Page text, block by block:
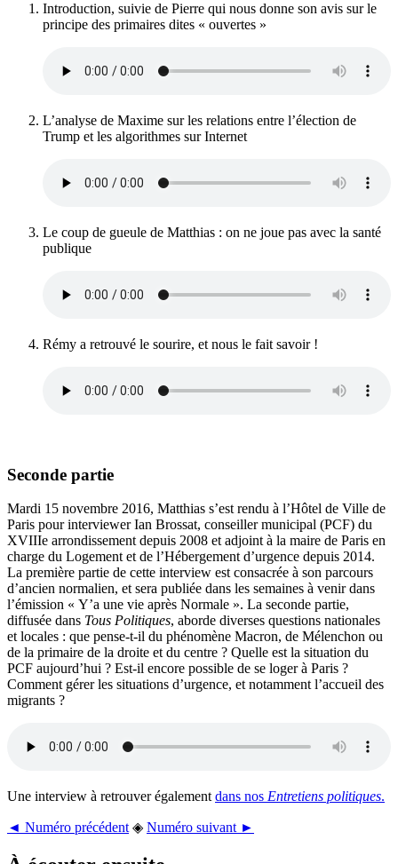
Introduction, suivie de Pierre qui nous donne son avis sur le
principe des primaires dites « ouvertes »
L’analyse de Maxime sur les relations entre l’élection de
Trump et les algorithmes sur Internet
Le coup de gueule de Matthias : on ne joue pas avec la santé
publique
Rémy a retrouvé le sourire, et nous le fait savoir !
Seconde partie
Mardi 15 novembre 2016, Matthias s’est rendu à l’Hôtel de Ville de
Paris pour interviewer Ian Brossat, conseiller municipal (PCF) du
XVIIIe arrondissement depuis 2008 et adjoint à la maire de Paris en
charge du Logement et de l’Hébergement d’urgence depuis 2014.
La première partie de cette interview est consacrée à son parcours
d’ancien normalien, et sera publiée dans les semaines à venir dans
l’émission « Y’a une vie après Normale ». La seconde partie,
diffusée dans Tous Politiques, aborde diverses questions nationales
et locales : que pense-t-il du phénomène Macron, de Mélenchon ou
de la primaire de la droite et du centre ? Quelle est la situation du
PCF aujourd’hui ? Est-il encore possible de se loger à Paris ?
Comment gérer les situations d’urgence, et notamment l’accueil des
migrants ?
Une interview à retrouver égalementdans nos Entretiens politiques.
◄ Numéro précédent ◈ Numéro suivant ►